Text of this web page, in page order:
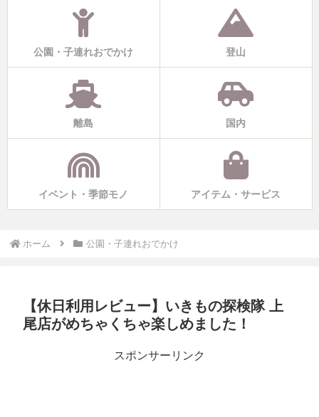
公園・子連れおでかけ 登山
離島 国内
イベント・季節モノ アイテム・サービス
ホーム 公園・子連れおでかけ
【休日利用レビュー】いきもの探検隊 上
尾店がめちゃくちゃ楽しめました！
スポンサーリンク